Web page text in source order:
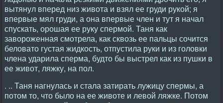
вытянул вперед низ живота и взял ее груди рукой; я
впервые мял груди, а она впервые член и тут я начал
спускать, орошая ее руку спермой. Таня как
завороженная смотрела, как сквозь ее пальцы сочится
беловато густая жидкость, отпустила руки и из головки
члена ударила сперма, будто бы выстрел как из пушки в
ее живот, ляжку, на пол.
. .. Таня нагнулась и стала затирать лужицу спермы, а
потом то, что было на ее животе и левой ляжке. Потом